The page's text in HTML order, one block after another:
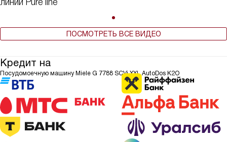
ПОСМОТРЕТЬ ВСЕ ВИДЕО
Кредит на
Посудомоечную машину Miele G 7788 SCVi XXL AutoDos K2O